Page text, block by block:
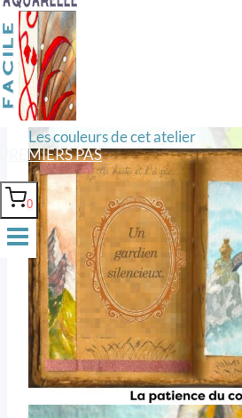
PREMIERS PAS
0
Les couleurs de cet atelier